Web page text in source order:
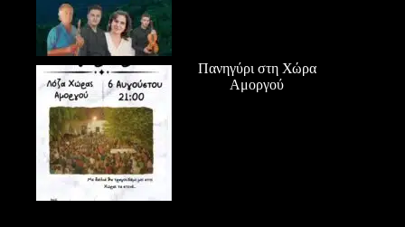
Πανηγύρι στη Χώρα
Αμοργού